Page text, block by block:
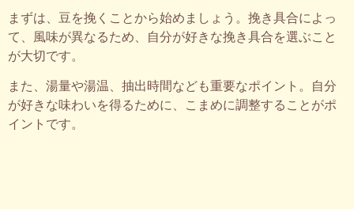
まずは、豆を挽くことから始めましょう。挽き具合によっ
て、風味が異なるため、自分が好きな挽き具合を選ぶこと
が大切です。
また、湯量や湯温、抽出時間なども重要なポイント。自分
が好きな味わいを得るために、こまめに調整することがポ
イントです。